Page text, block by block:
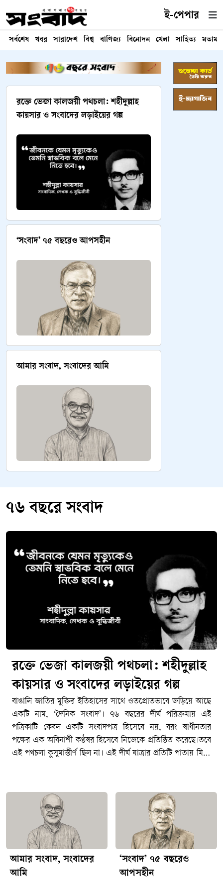
ই-পেপার
সর্বশেষ খবর সারাদেশ বিশ্ব বাণিজ্য বিনোদন খেলা সাহিত্য মতামত
রক্তে ভেজা কালজয়ী পথচলা: শহীদুল্লাহ
কায়সার ও সংবাদের লড়াইয়ের গল্প
‘সংবাদ’ ৭৫ বছরেও আপসহীন
আমার সংবাদ, সংবাদের আমি
৭৬ বছরে সংবাদ
রক্তে ভেজা কালজয়ী পথচলা: শহীদুল্লাহ
কায়সার ও সংবাদের লড়াইয়ের গল্প
বাঙালি জাতির মুক্তির ইতিহাসের সাথে ওতপ্রোতভাবে জড়িয়ে আছে
একটি নাম, ‘দৈনিক সংবাদ’। ৭৬ বছরের দীর্ঘ পরিক্রমায় এই
পত্রিকাটি কেবল একটি সংবাদপত্র হিসেবে নয়, বরং স্বাধীনতার
পক্ষের এক অবিনাশী কণ্ঠস্বর হিসেবে নিজেকে প্রতিষ্ঠিত করেছে।তবে
এই পথচলা কুসুমাস্তীর্ণ ছিল না। এই দীর্ঘ যাত্রার প্রতিটি পাতায় মিশে
এসেছিল, তা বিশ্বের সংবাদপত্রের ইতিহাসের এক কলঙ্কময় অধ্যায়।
সেই রক্তক্ষয়ী ইতিহাসের কেন্দ্রে রয়েছেন এক কিংবদন্তি সাংবাদিক ও
লেখক, দৈনিক সংবাদের তৎকালীন বার্তা সম্পাদক শহীদুল্লাহ
কায়সার।পুড়ে ছাই হলেও দমে যায়নি সংবাদের কণ্ঠ১৯৭১ সালের ২৫
মার্চ রাতে পাকিস্তানি হানাদার বাহিনী যখন ‘অপারেশন সার্চলাইট’-এর
নামে নিরস্ত্র বাঙালির ওপর ঝাঁপিয়ে পড়ে, তাদের অন্যতম প্রধান
লক্ষ্যবস্তু ছিল দৈনিক সংবাদ-এর কার্যালয়। স্বাধীনতার পক্ষে শুরু
আমার সংবাদ, সংবাদের
আমি
‘সংবাদ’ ৭৫ বছরেও
আপসহীন